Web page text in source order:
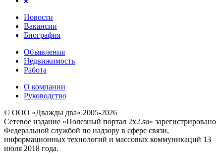
Новости
Вакансии
Биография
Объявления
Недвижимость
Работа
О компании
Руководство
© ООО «Дважды два» 2005-2026
Сетевое издание «Полезный портал 2x2.su» зарегистрировано
Федеральной службой по надзору в сфере связи,
информационных технологий и массовых коммуникаций 13
июля 2018 года.